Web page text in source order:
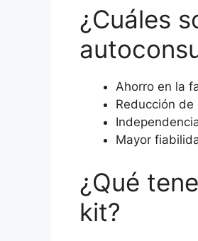
¿Cuáles
Ahorro en la
Reducción
Mayor
¿Qué
kit?